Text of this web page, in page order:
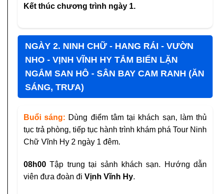
Kết thúc chương trình ngày 1.
NGÀY 2. NINH CHỮ - HANG RÁI - VƯỜN
NHO - VỊNH VĨNH HY TẮM BIỂN LẶN
NGẮM SAN HÔ - SÂN BAY CAM RANH (ĂN
SÁNG, TRƯA)
Buổi sáng: Dùng điểm tâm tại khách sạn, làm thủ
tục trả phòng, tiếp tục hành trình khám phá Tour Ninh
Chữ Vĩnh Hy 2 ngày 1 đêm.
08h00 Tập trung tại sảnh khách sạn. Hướng dẫn
viên đưa đoàn đi Vịnh Vĩnh Hy.